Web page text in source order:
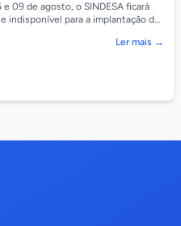
09 de agosto, o SINDESA ficará
indisponível para a implantação da
Ler mais →